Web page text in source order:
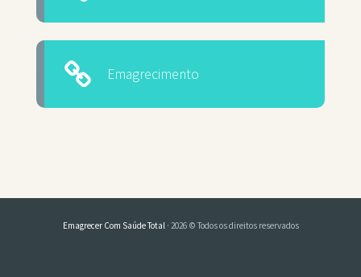
Emagrecimento
Emagrecer Com Saúde Total · 2026 © Todos os direitos reservados